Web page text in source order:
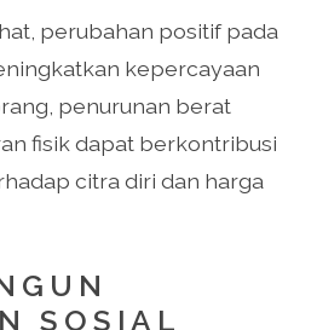
perubahan positif pada
kepercayaan
penurunan berat
fisik dapat berkontribusi
citra diri dan harga
SOSIAL